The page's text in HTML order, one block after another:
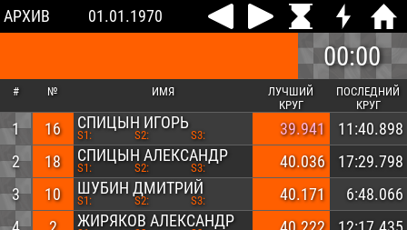
АРХИВ 01.01.1970
00:00
# № ИМЯ
ЛУЧШИЙ
КРУГ
ПОСЛЕДНИЙ
КРУГ
1 16 СПИЦЫН ИГОРЬ
S1: S2: S3: 39.941
11:40.898
2
18 СПИЦЫН АЛЕКСАНДР
S1: S2: S3: 40.036
17:29.798
3
10 ШУБИН ДМИТРИЙ
S1: S2: S3: 40.171
6:48.066
ЖИРЯКОВ АЛЕКСАНДР